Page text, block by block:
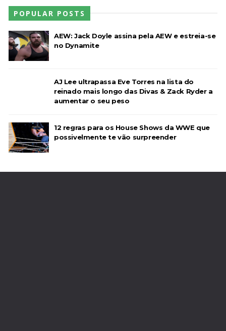
POPULAR POSTS
AEW: Jack Doyle assina pela AEW e estreia-se
no Dynamite
AJ Lee ultrapassa Eve Torres na lista do
reinado mais longo das Divas & Zack Ryder a
aumentar o seu peso
12 regras para os House Shows da WWE que
possivelmente te vão surpreender